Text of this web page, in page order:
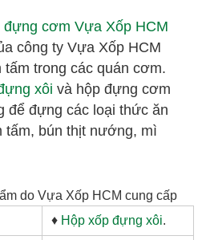
đựng cơm Vựa Xốp HCM
công ty Vựa Xốp HCM
trong các quán cơm.
xôi và hộp đựng cơm
để đựng các loại thức ăn
tấm, bún thịt nướng, mì
do Vựa Xốp HCM cung cấp
♦ Hộp xốp đựng xôi.